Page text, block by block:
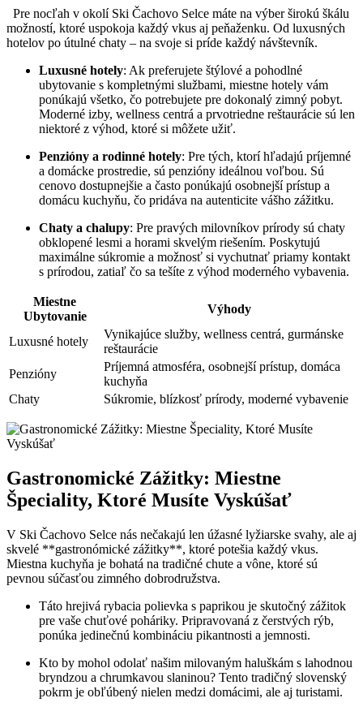
⁣ ⁣ Pre nocľah v okolí Ski⁤ Čachovo⁤ Selce máte na výber širokú škálu
možností, ktoré uspokoja každý⁤ vkus aj peňaženku.⁣ Od ⁣luxusných
hotelov po útulné ⁤chaty – ‌na svoje si príde každý návštevník.
Luxusné hotely: Ak preferujete štýlové a pohodlné
ubytovanie s kompletnými službami, miestne hotely‌ vám ​
ponúkajú všetko,⁣ čo potrebujete pre dokonalý zimný‌ pobyt. ​
Moderné ⁣izby, wellness centrá‍ a prvotriedne ‍reštaurácie sú len
niektoré ⁢z ⁣výhod, ktoré​ si môžete ‌užiť.
Penzióny ​a ⁢rodinné hotely: Pre tých, ktorí hľadajú príjemné
a domácke prostredie, sú penzióny ideálnou‌ voľbou. Sú
⁢cenovo dostupnejšie a často ‌ponúkajú osobnejší prístup a
domácu kuchyňu, čo pridáva na‍ autenticite vášho zážitku.
Chaty a chalupy: Pre pravých milovníkov prírody sú chaty
obklopené ‌lesmi a horami skvelým riešením. Poskytujú
maximálne⁣ súkromie a možnosť si ‍vychutnať priamy⁢ kontakt
s prírodou, zatiaľ čo sa tešíte z výhod ​moderného vybavenia.
Miestne
‌Ubytovanie
Výhody
Luxusné hotely
Vynikajúce služby, wellness centrá, gurmánske
reštaurácie
Penzióny
Príjemná ​atmosféra, osobnejší prístup, domáca
kuchyňa
Chaty
Súkromie, blízkosť prírody, moderné vybavenie
Gastronomické Zážitky: Miestne
Špeciality,‍ Ktoré Musíte Vyskúšať
V Ski Čachovo⁤ Selce ⁤nás nečakajú len úžasné lyžiarske svahy, ale aj
skvelé **gastronómické zážitky**, ktoré⁢ potešia každý vkus.
Miestna kuchyňa je ‌bohatá​ na tradičné chute a vône, ktoré sú
pevnou súčasťou zimného dobrodružstva.
Táto ⁢hrejivá rybacia ⁣polievka s paprikou je skutočný zážitok
pre vaše chuťové‌ poháriky. Pripravovaná z ⁢čerstvých rýb,
ponúka jedinečnú kombináciu pikantnosti a jemnosti.
Kto by mohol odolať ‍našim milovaným haluškám s lahodnou
bryndzou a‌ chrumkavou ‌slaninou? Tento tradičný slovenský​
pokrm je obľúbený ⁣nielen medzi domácimi,⁢ ale‍ aj turistami.